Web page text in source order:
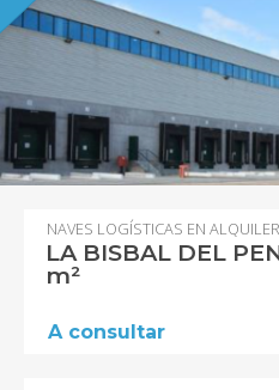
NAVES LOGÍSTICAS EN
LA BISBAL DEL
m²
A consultar